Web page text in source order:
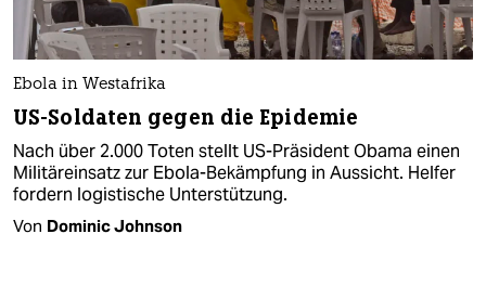
Ebola in Westafrika
US-Soldaten gegen die Epidemie
Nach über 2.000 Toten stellt US-Präsident Obama einen
Militäreinsatz zur Ebola-Bekämpfung in Aussicht. Helfer
fordern logistische Unterstützung.
Von Dominic Johnson